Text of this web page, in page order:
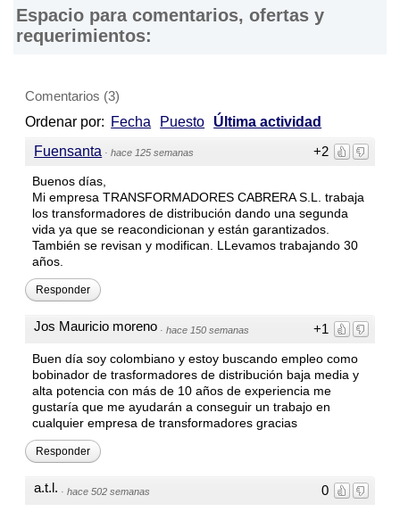
de teléfono y otros datos de contacto son referenciales y
están sujetos a cambios e incluso, a posibles errores
durante la elaboración de esta página web.
Espacio para comentarios, ofertas y
requerimientos:
Comentarios (3)
Ordenar por: Fecha Puesto
Última actividad
+2
Fuensanta ·hace 125 semanas
Buenos días,
Mi empresa TRANSFORMADORES CABRERA S.L. trabaja
los transformadores de distribución dando una segunda
vida ya que se reacondicionan y están garantizados.
También se revisan y modifican. LLevamos trabajando 30
años.
Responder
+1
Jos Mauricio moreno ·hace 150 semanas
Buen día soy colombiano y estoy buscando empleo como
bobinador de trasformadores de distribución baja media y
alta potencia con más de 10 años de experiencia me
gustaría que me ayudarán a conseguir un trabajo en
cualquier empresa de transformadores gracias
Responder
0
a.t.l. ·hace 502 semanas